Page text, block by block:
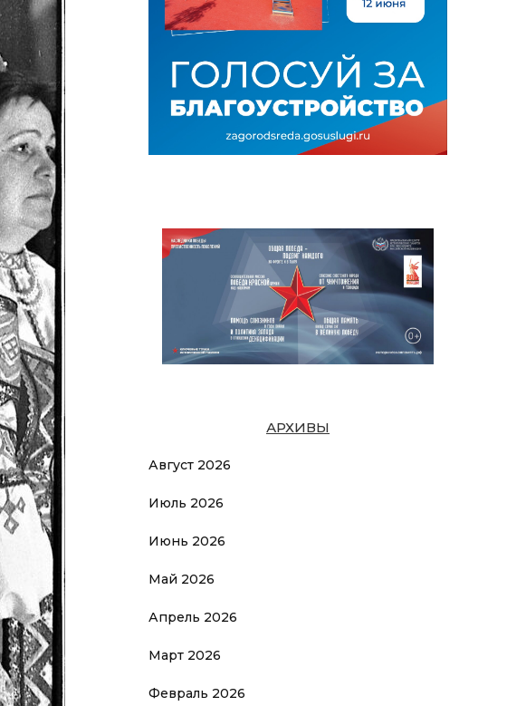
АРХИВЫ
Август 2026
Июль 2026
Июнь 2026
Май 2026
Апрель 2026
Март 2026
Февраль 2026